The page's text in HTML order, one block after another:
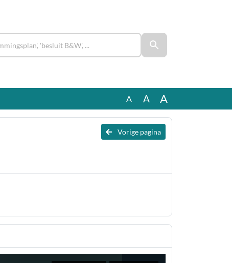
A A A
Vorige pagina